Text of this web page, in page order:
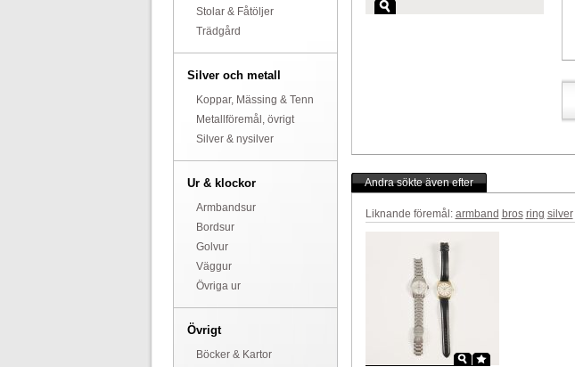
Stolar & Fåtöljer
Trädgård
Silver och metall
Koppar, Mässing & Tenn
Metallföremål, övrigt
Silver & nysilver
Ur & klockor
Armbandsur
Bordsur
Golvur
Väggur
Övriga ur
Övrigt
Böcker & Kartor
Andra sökte även efter
Liknande föremål: armband bros ring silver